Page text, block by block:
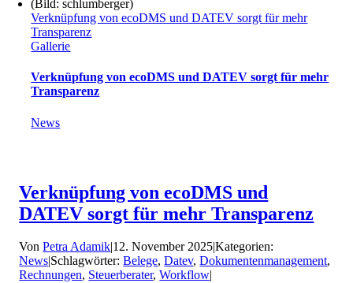
Verknüpfung von ecoDMS und DATEV sorgt für mehr
Transparenz
Gallerie
Verknüpfung von ecoDMS und DATEV sorgt für mehr
Transparenz
News
Verknüpfung von ecoDMS und
DATEV sorgt für mehr Transparenz
VonPetra Adamik|12. November 2025|Kategorien:
News|Schlagwörter:Belege,Datev,Dokumentenmanagement,
Rechnungen, Steuerberater,Workflow|